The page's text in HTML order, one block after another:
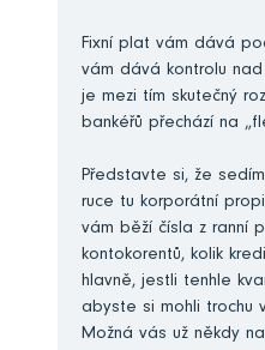
Fixní plat vám dává
vám dává kontrolu nad
je mezi tím skutečný
bankéřů přechází na
Představte si, že
ruce tu korporátní
vám běží čísla z ranní
kontokorentů, kolik
hlavně, jestli tenhle
abyste si mohli trochu
Možná vás už někdy